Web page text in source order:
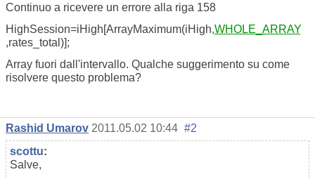
Continuo a ricevere un errore alla riga 158
HighSession=iHigh[ArrayMaximum(iHigh,WHOLE_ARRAY
,rates_total)];
Array fuori dall'intervallo. Qualche suggerimento su come
risolvere questo problema?
Rashid Umarov 2011.05.02 10:44 #2
scottu:
Salve,